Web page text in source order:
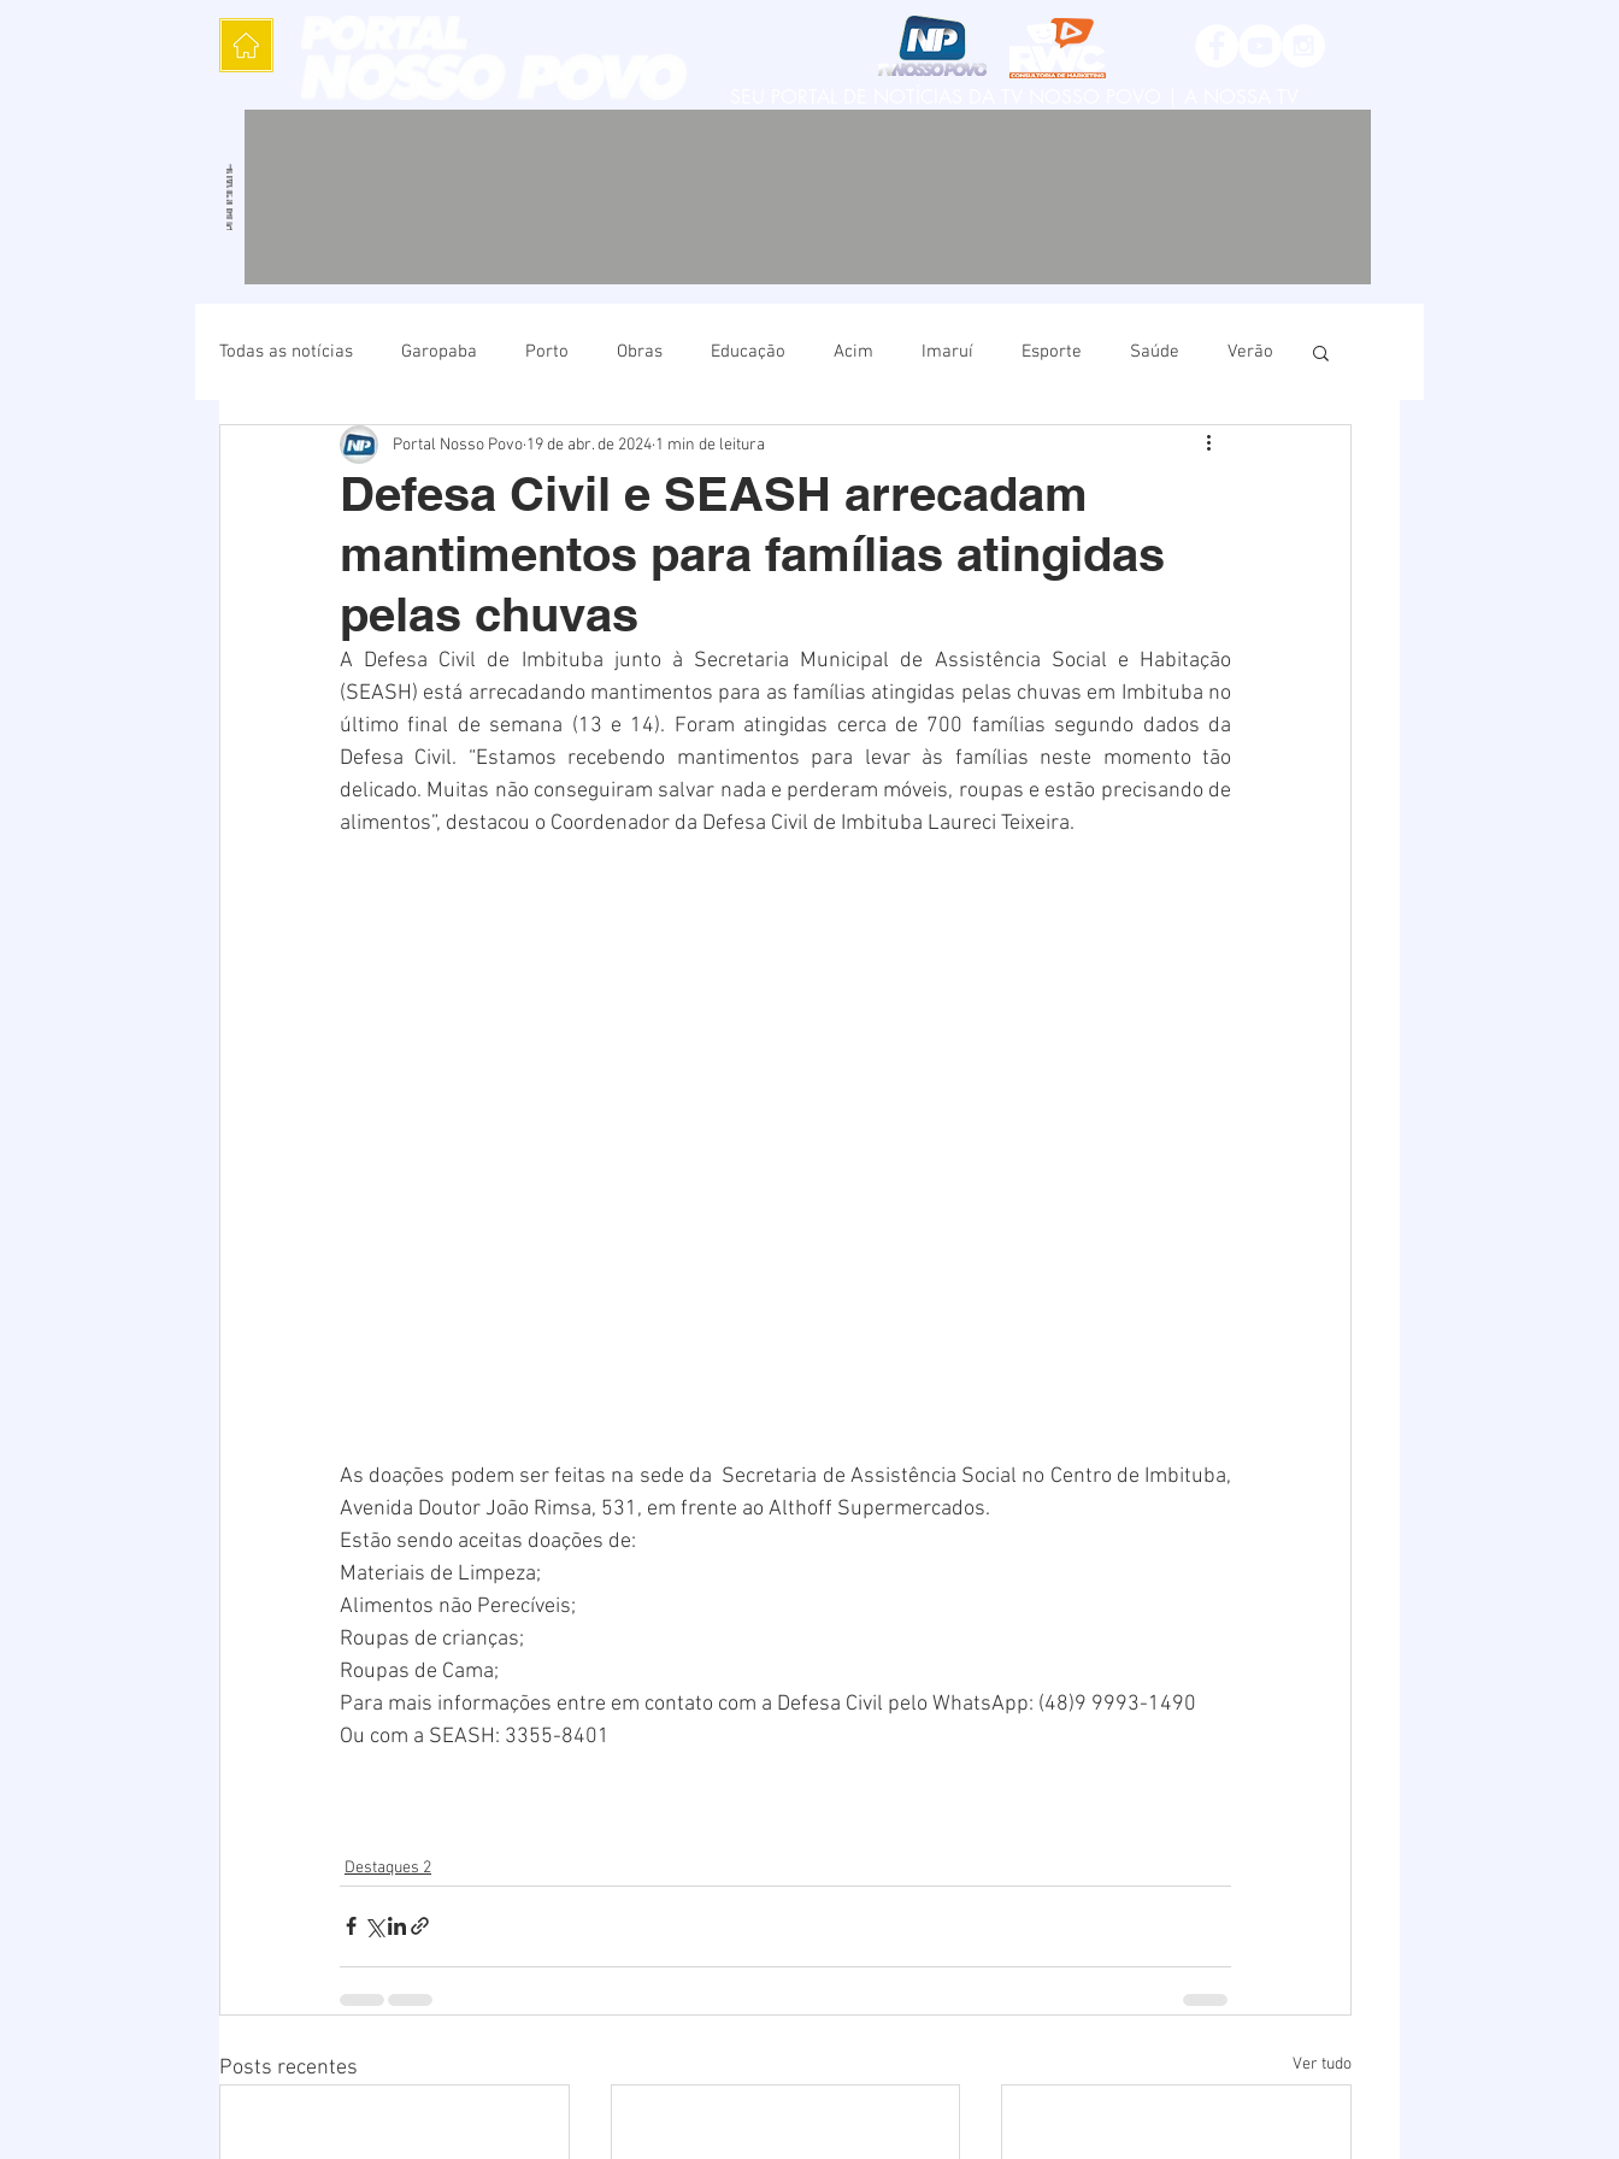
Todas as notícias Garopaba Porto Obras Educação Acim Imaruí Esporte Saúde Verão
Cultura Polícia Natureza Imbituba Imbituba
Verão Saúde Polícia Destaque Laguna Linha Destaques 1 Destaques 2
infraestrutura
Defesa Civil e SEASH arrecadam
mantimentos para famílias atingidas
pelas chuvas
Portal Nosso Povo 19 de abr. de 2024 1 min de leitura
A Defesa Civil de Imbituba junto à Secretaria Municipal de Assistência Social e Habitação
(SEASH) está arrecadando mantimentos para as famílias atingidas pelas chuvas em Imbituba no
último final de semana (13 e 14). Foram atingidas cerca de 700 famílias segundo dados da
Defesa Civil. “Estamos recebendo mantimentos para levar às famílias neste momento tão
delicado. Muitas não conseguiram salvar nada e perderam móveis, roupas e estão precisando de
alimentos”, destacou o Coordenador da Defesa Civil de Imbituba Laureci Teixeira.
As doações podem ser feitas na sede da  Secretaria de Assistência Social no Centro de Imbituba,
Avenida Doutor João Rimsa, 531, em frente ao Althoff Supermercados.
Estão sendo aceitas doações de:
Materiais de Limpeza;
Alimentos não Perecíveis;
Roupas de crianças;
Roupas de Cama;
Para mais informações entre em contato com a Defesa Civil pelo WhatsApp: (48)9 9993-1490
Ou com a SEASH: 3355-8401
Destaques 2
Posts recentes Ver tudo